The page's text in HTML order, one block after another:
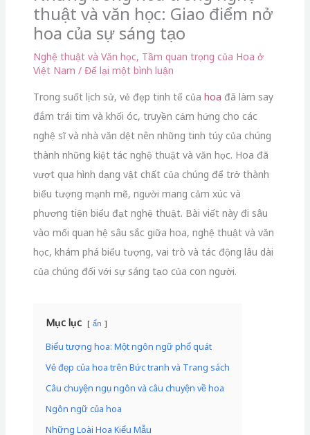
thuật và văn học: Giao điểm nở
hoa của sự sáng tạo
Nghệ thuật và Văn học, Tầm quan trọng của Hoa ở
Việt Nam / Để lại một bình luận
Trong suốt lịch sử, vẻ đẹp tinh tế của hoa đã làm say
đắm trái tim và khối óc, truyền cảm hứng cho các
nghệ sĩ và nhà văn dệt nên những tinh túy của chúng
thành những kiệt tác nghệ thuật và văn học. Hoa đã
vượt qua hình dạng vật chất của chúng để trở thành
biểu tượng mạnh mẽ, người mang cảm xúc và
phương tiện biểu đạt nghệ thuật. Bài viết này đi sâu
vào mối quan hệ sâu sắc giữa hoa, nghệ thuật và văn
học, khám phá biểu tượng, vai trò và tác động lâu dài
của chúng đối với sự sáng tạo của con người.
Mục lục ẩn
Biểu tượng hoa: Một ngôn ngữ phổ quát
Vẻ đẹp của hoa trên Bức tranh và Trang sách
Câu chuyện ngụ ngôn và câu chuyện về hoa
Ngôn ngữ của hoa
Những Loài Hoa Kiểu Mẫu